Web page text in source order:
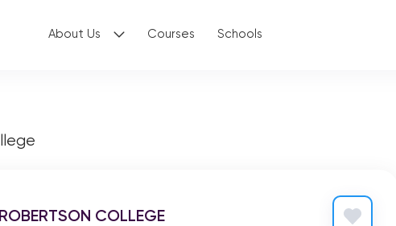
About Us Courses Schools
ROBERTSON COLLEGE